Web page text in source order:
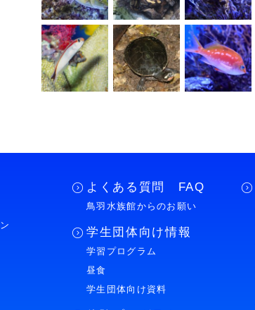
よくある質問 FAQ
鳥羽水族館からのお願い
学生団体向け情報
学習プログラム
昼食
学生団体向け資料